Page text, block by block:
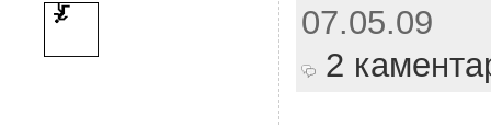
07.05.09
2